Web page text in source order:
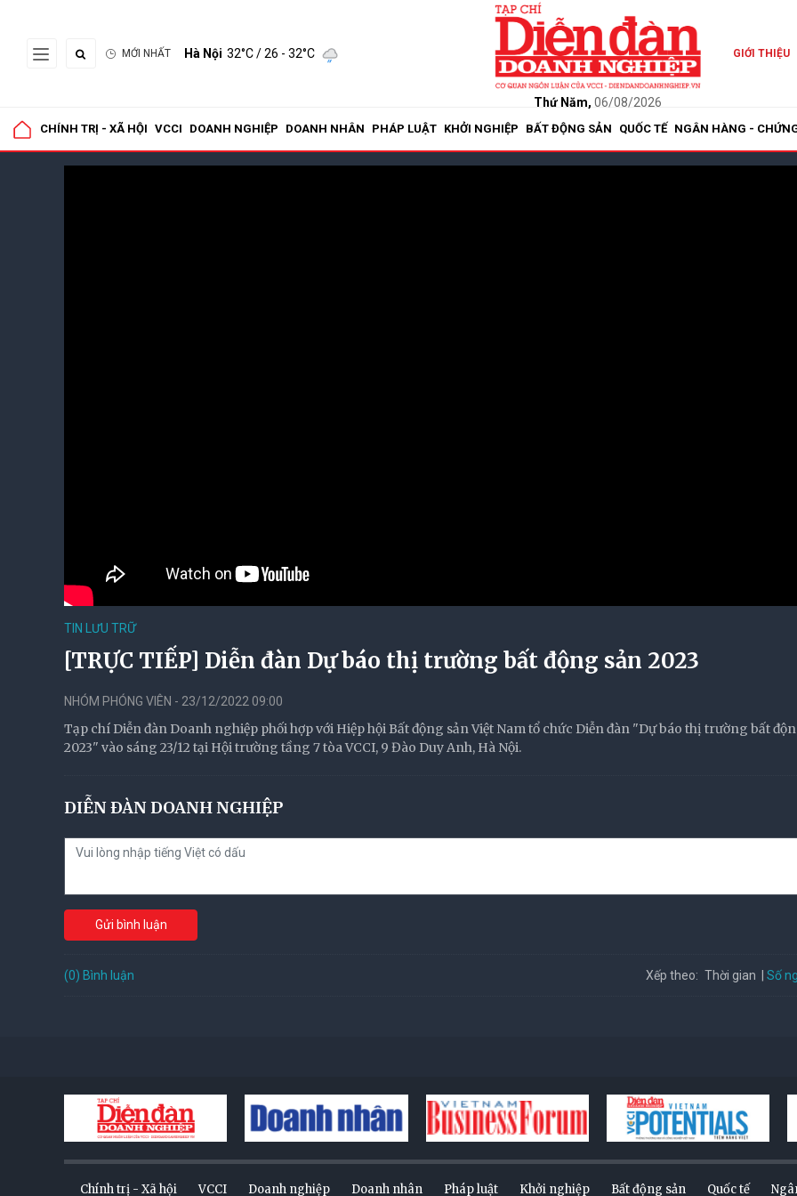
MỚI NHẤT Hà Nội 32°C/ 26 - 32°C
Thứ Năm, 06/08/2026
GIỚI THIỆU
CHÍNH TRỊ - XÃ HỘI VCCI DOANH NGHIỆP DOANH NHÂN PHÁP LUẬT KHỞI NGHIỆP BẤT ĐỘNG SẢN QUỐC TẾ NGÂN HÀNG -
TIN LƯU TRỮ
[TRỰC TIẾP] Diễn đàn Dự báo thị trường bất động sản 2023
NHÓM PHÓNG VIÊN - 23/12/2022 09:00
Tạp chí Diễn đàn Doanh nghiệp phối hợp với Hiệp hội Bất động sản Việt Nam tổ chức Diễn đàn "Dự báo thị trường bất
2023" vào sáng 23/12 tại Hội trường tầng 7 tòa VCCI, 9 Đào Duy Anh, Hà Nội.
DIỄN ĐÀN DOANH NGHIỆP
Gửi bình luận
(0) Bình luận Xếp theo: Thời gian Số
Chính trị - Xã hội VCCI Doanh nghiệp Doanh nhân Pháp luật Khởi nghiệp Bất động sản Quốc tế